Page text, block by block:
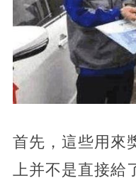
首先，這些用來
上并不是直接給